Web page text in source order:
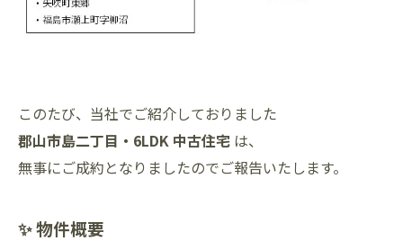
このたび、当社でご紹介しておりました
郡山市島二丁目・6LDK 中古住宅 は、
無事にご成約となりましたのでご報告いたします。
✨ 物件概要